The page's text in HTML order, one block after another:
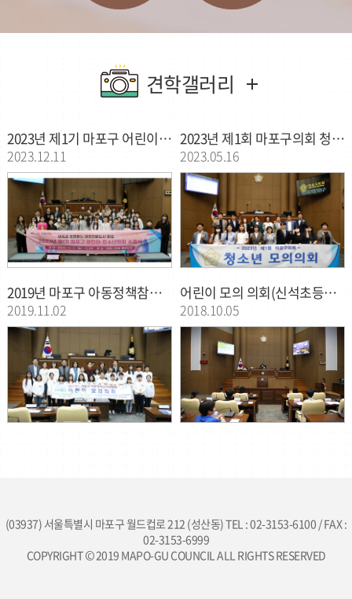
견학갤러리
2023년 제1기 마포구 어린이·청소년의회 수료식
2023.12.11
2023년 제1회 마포구의회 청소년 모의의회
2023.05.16
2019년 마포구 아동정책참여위원회 어린이 모의의회
2019.11.02
어린이 모의 의회(신석초등학교)
2018.10.05
(03937) 서울특별시 마포구 월드컵로 212 (성산동) TEL : 02-3153-6100 / FAX :
02-3153-6999
COPYRIGHT © 2019 MAPO-GU COUNCIL ALL RIGHTS RESERVED